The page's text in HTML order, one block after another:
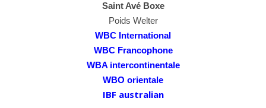
Saint Avé Boxe
Poids Welter
WBC International
WBC Francophone
WBA intercontinentale
WBO orientale
IBF australian